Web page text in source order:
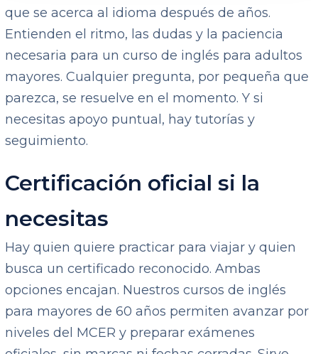
que se acerca al idioma después de años.
Entienden el ritmo, las dudas y la paciencia
necesaria para un curso de inglés para adultos
mayores. Cualquier pregunta, por pequeña que
parezca, se resuelve en el momento. Y si
necesitas apoyo puntual, hay tutorías y
seguimiento.
Certificación oficial si la
necesitas
Hay quien quiere practicar para viajar y quien
busca un certificado reconocido. Ambas
opciones encajan. Nuestros cursos de inglés
para mayores de 60 años permiten avanzar por
niveles del MCER y preparar exámenes